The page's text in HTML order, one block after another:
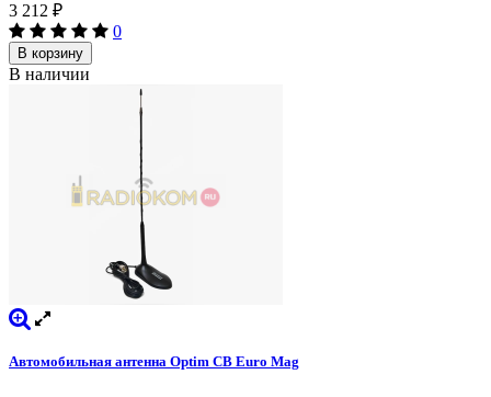
3 212 ₽
0
В корзину
В наличии
Автомобильная антенна Optim CB Euro Mag